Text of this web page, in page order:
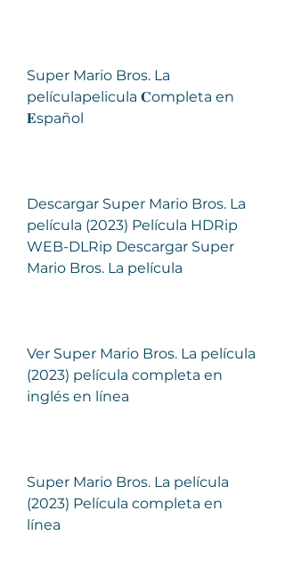
Super Mario Bros. La
películapelicula 𝐂ompleta en
𝐄spañol
Descargar Super Mario Bros. La
película (2023) Película HDRip
WEB-DLRip Descargar Super
Mario Bros. La película
Ver Super Mario Bros. La película
(2023) película completa en
inglés en línea
Super Mario Bros. La película
(2023) Película completa en
línea